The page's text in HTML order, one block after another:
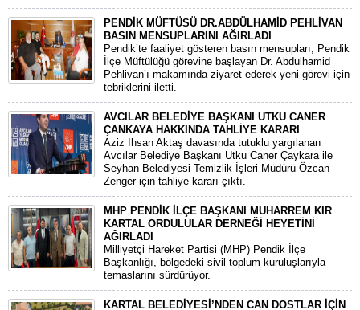
PENDİK MÜFTÜSÜ DR.ABDÜLHAMİD PEHLİVAN
BASIN MENSUPLARINI AĞIRLADI
​Pendik’te faaliyet gösteren basın mensupları, Pendik
İlçe Müftülüğü görevine başlayan Dr. Abdulhamid
Pehlivan’ı makamında ziyaret ederek yeni görevi için
tebriklerini iletti.
AVCILAR BELEDİYE BAŞKANI UTKU CANER
ÇANKAYA HAKKINDA TAHLİYE KARARI
​Aziz İhsan Aktaş davasında tutuklu yargılanan
Avcılar Belediye Başkanı Utku Caner Çaykara ile
Seyhan Belediyesi Temizlik İşleri Müdürü Özcan
Zenger için tahliye kararı çıktı.
MHP PENDİK İLÇE BAŞKANI MUHARREM KIR
KARTAL ORDULULAR DERNEĞİ HEYETİNİ
AĞIRLADI
​Milliyetçi Hareket Partisi (MHP) Pendik İlçe
Başkanlığı, bölgedeki sivil toplum kuruluşlarıyla
temaslarını sürdürüyor.
KARTAL BELEDİYESİ’NDEN CAN DOSTLAR İÇİN